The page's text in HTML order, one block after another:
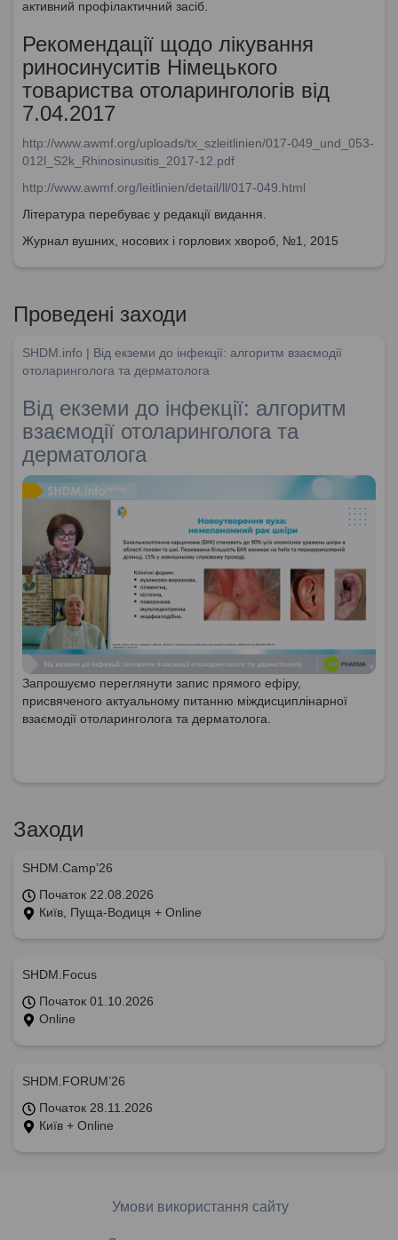
активний профілактичний засіб.
Рекомендації щодо лікування
риносинуситів Німецького
товариства отоларингологів від
7.04.2017
http://www.awmf.org/uploads/tx_szleitlinien/017-049_und_053-
012l_S2k_Rhinosinusitis_2017-12.pdf
http://www.awmf.org/leitlinien/detail/ll/017-049.html
Література перебуває у редакції видання.
Журнал вушних, носових і горлових хвороб, №1, 2015
Проведені заходи
SHDM.info | Від екземи до інфекції: алгоритм взаємодії
отоларинголога та дерматолога
Від екземи до інфекції: алгоритм
взаємодії отоларинголога та
дерматолога
Запрошуємо переглянути запис прямого ефіру,
присвяченого актуальному питанню міждисциплінарної
взаємодії отоларинголога та дерматолога.
Заходи
SHDM.Camp’26
Початок 22.08.2026
Київ, Пуща-Водиця + Online
SHDM.Focus
Початок 01.10.2026
Online
SHDM.FORUM’26
Початок 28.11.2026
Київ + Online
Умови використання сайту